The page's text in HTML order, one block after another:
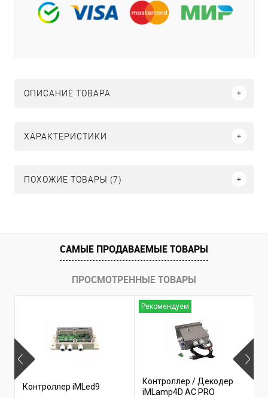
ОПИСАНИЕ ТОВАРА
ХАРАКТЕРИСТИКИ
ПОХОЖИЕ ТОВАРЫ (7)
САМЫЕ ПРОДАВАЕМЫЕ ТОВАРЫ
ПРОСМОТРЕННЫЕ ТОВАРЫ
Контроллер iMLed9
Рекомендуем
Контроллер / Декодер
iMLamp4D AC PRO